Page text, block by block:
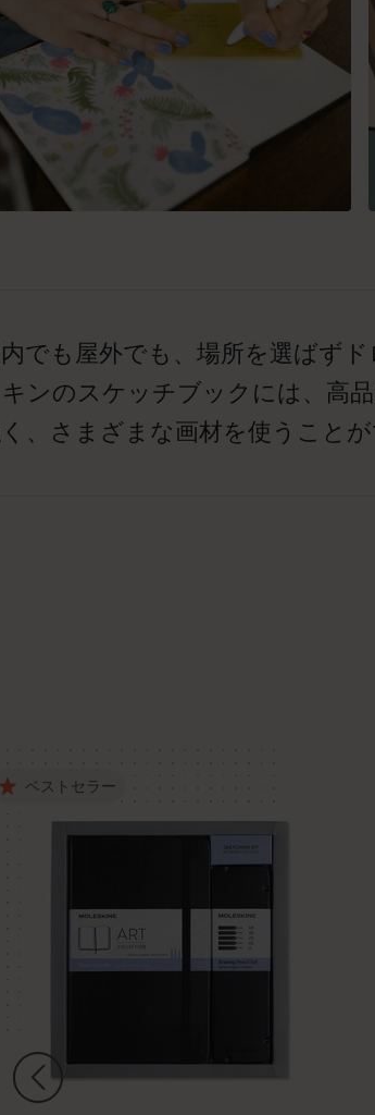
でも屋外でも、場所を選ばず
ンのスケッチブックには、高
、さまざまな画材を使うこと
ベストセラー